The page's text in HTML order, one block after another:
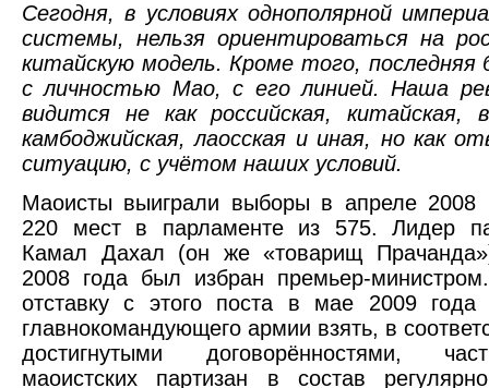
Сегодня, в условиях однополярной
системы, нельзя ориентироваться на
китайскую модель. Кроме того, последняя
с личностью Мао, с его линией. Наша
видится не как российская, китайская,
камбоджийская, лаосская и иная, но как
ситуацию, с учётом наших условий.
Маоисты выиграли выборы в апреле 2008
220 мест в парламенте из 575. Лидер
Камал Дахал (он же «товарищ
2008 года был избран премьер-
отставку с этого поста в мае 2009 года
главнокомандующего армии взять, в
достигнутыми договорённостями,
маоистских партизан в состав